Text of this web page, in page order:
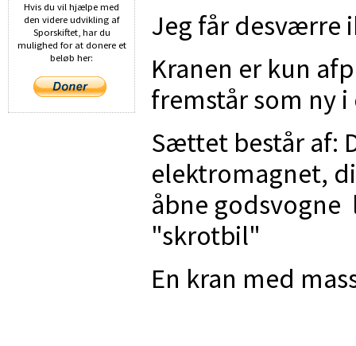
Jeg får desværre
Kranen er kun
fremstår som ny
Sættet består af:
elektromagnet,
åbne
"skrotbil"
En kran med
Hvis du vil hjælpe med
den videre udvikling af
Sporskiftet, har du
mulighed for at donere et
beløb her: